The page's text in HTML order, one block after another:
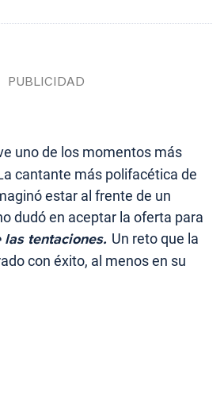
uno de los momentos más
cantante más polifacética de
estar al frente de un
dudó en aceptar la oferta para
las tentaciones. Un reto que la
con éxito, al menos en su